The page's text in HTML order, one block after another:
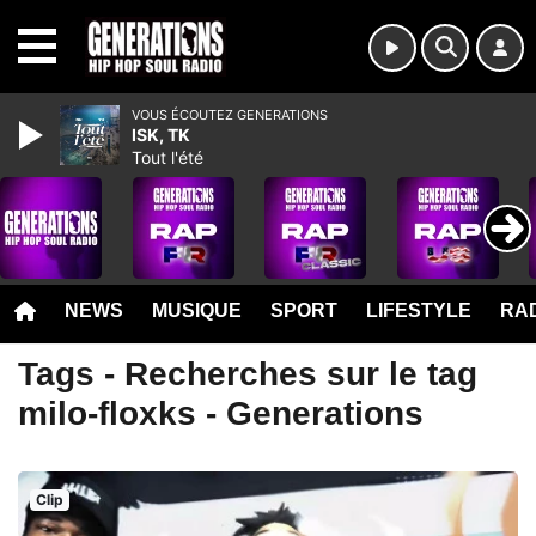
NEWS MUSIQUE SPORT LIFESTYLE
Tags - Recherches sur le tag
milo-floxks - Generations
Clip
VOUS ÉCOUTEZ GENERATIONS
ISK, TK
Tout l'été